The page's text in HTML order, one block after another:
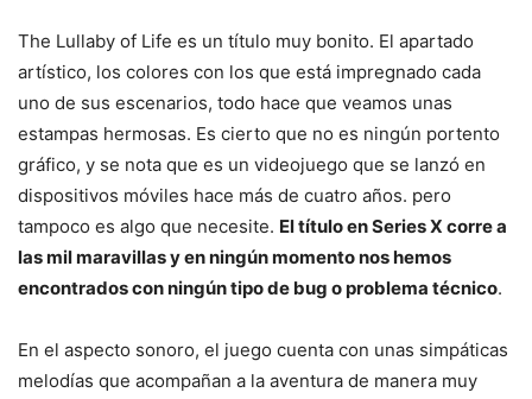
The Lullaby of Life es un título muy bonito. El apartado
artístico, los colores con los que está impregnado cada
uno de sus escenarios, todo hace que veamos unas
estampas hermosas. Es cierto que no es ningún portento
gráfico, y se nota que es un videojuego que se lanzó en
dispositivos móviles hace más de cuatro años. pero
tampoco es algo que necesite. El título en Series X corre a
las mil maravillas y en ningún momento nos hemos
encontrados con ningún tipo de bug o problema técnico.
En el aspecto sonoro, el juego cuenta con unas simpáticas
melodías que acompañan a la aventura de manera muy